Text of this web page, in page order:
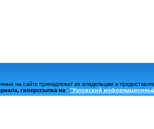
на сайте принадлежат их владельцам и
гиперссылка на
"Узловский